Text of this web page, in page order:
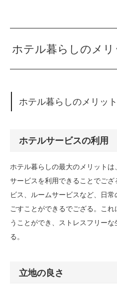
ホテル暮らしのメ
ホテル暮らしのメリット
ホテルサービスの利用
ホテル暮らしの最大のメリット
サービスを利用できることでご
ビス、ルームサービスなど、日
ごすことができるでござる。こ
うことができ、ストレスフリー
る。
立地の良さ